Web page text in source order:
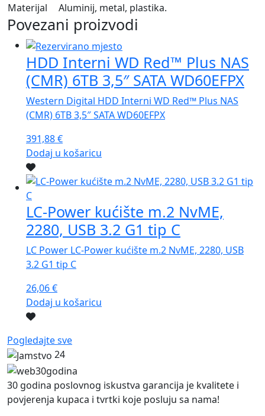
Materijal
Aluminij, metal, plastika.
Povezani proizvodi
HDD Interni WD Red™ Plus NAS
(CMR) 6TB 3,5″ SATA WD60EFPX
Western Digital HDD Interni WD Red™ Plus NAS
(CMR) 6TB 3,5″ SATA WD60EFPX
391,88€
Dodaj u košaricu
LC-Power kućište m.2 NvME,
2280, USB 3.2 G1 tip C
LC Power LC-Power kućište m.2 NvME, 2280, USB
3.2 G1 tip C
26,06€
Dodaj u košaricu
Pogledajte sve
24
30 godina poslovnog iskustva garancija je kvalitete i
povjerenja kupaca i tvrtki koje posluju sa nama!